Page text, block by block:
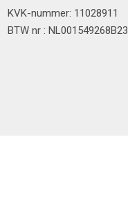
KVK-nummer: 11028911
BTW nr : NL001549268B23